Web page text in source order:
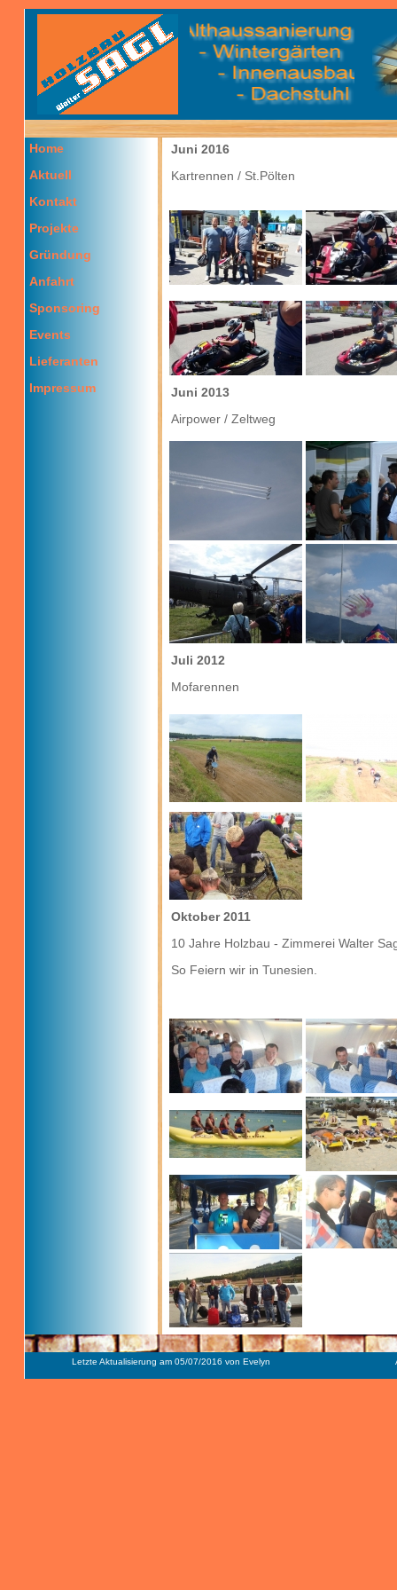
Home
Aktuell
Kontakt
Projekte
Gründung
Anfahrt
Sponsoring
Events
Lieferanten
Impressum
Juni 2016
Kartrennen / St.Pölten
Juni 2013
Airpower / Zeltweg
Juli 2012
Mofarennen
Oktober 2011
10 Jahre Holzbau - Zimmerei Walter
So Feiern wir in Tunesien.
Letzte Aktualisierung am 05/07/2016 von Evelyn